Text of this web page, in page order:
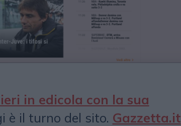
in edicola con la sua
è il turno del sito. Gazzetta.it